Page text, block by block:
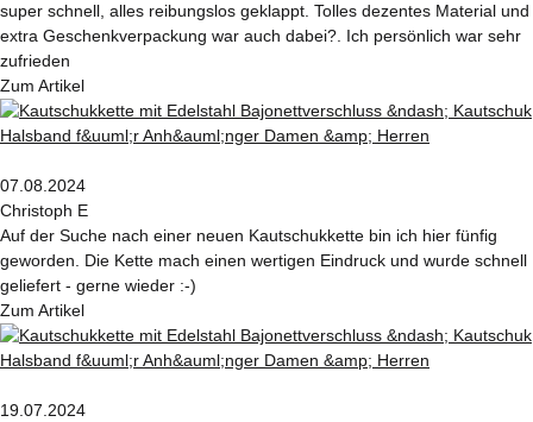
super schnell, alles reibungslos geklappt. Tolles dezentes Material und
extra Geschenkverpackung war auch dabei?. Ich persönlich war sehr
zufrieden
Zum Artikel
07.08.2024
Christoph E
Auf der Suche nach einer neuen Kautschukkette bin ich hier fünfig
geworden. Die Kette mach einen wertigen Eindruck und wurde schnell
geliefert - gerne wieder :-)
Zum Artikel
19.07.2024